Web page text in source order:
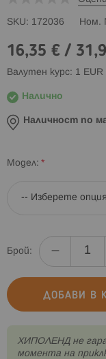
SKU 172036 Ном.
16,35 € /
Валутен курс: 1 EUR
Налично
Наличност по
Модел
Брой:
ДОБАВИ В
XИПОЛЕНД не
момента на